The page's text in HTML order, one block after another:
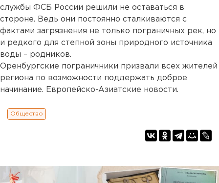
службы ФСБ России решили не оставаться в
стороне. Ведь они постоянно сталкиваются с
фактами загрязнения не только пограничных рек, но
и редкого для степной зоны природного источника
воды – родников.
Оренбургские пограничники призвали всех жителей
региона по возможности поддержать доброе
начинание. Европейско-Азиатские новости.
Общество